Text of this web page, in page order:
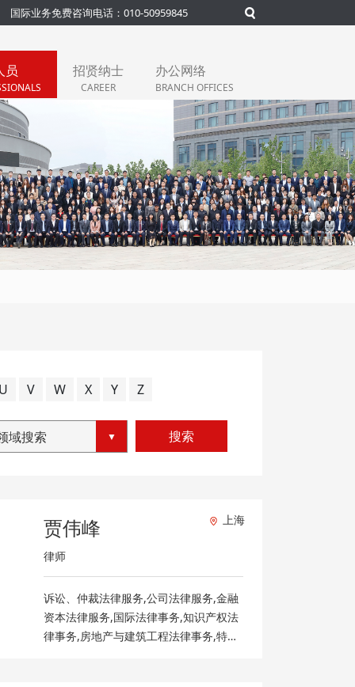
国际业务免费咨询电话：010-50959845
员 招贤纳士
CAREER
办公网络
BRANCH OFFICES
V W X Y Z
域搜索 搜索
贾伟峰
律师
上海
诉讼、仲裁法律服务,公司法律服务,金融
资本法律服务,国际法律事务,知识产权法
律事务,房地产与建筑工程法律事务,特色